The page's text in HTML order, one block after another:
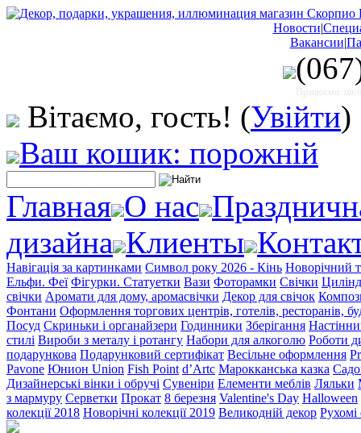
Новости|
Вакансии|
Працюємо: пн-
Вітаємо, гость! (Увійти)
Ваш кошик: порожній
Главная О нас
дизайна Клиенты
Навігація за картинками Символ року 2026 - Кінь Новорічний
Ельфи. Феї Фігурки. Статуетки Вази Фоторамки Свічки
свічки Аромати для дому, аромасвічки Декор для свічок
Фонтани Оформлення торгових центрів, готелів, ресторанів,
Посуд Скриньки і органайзери Годинники Зберігання
стилі Вироби з металу і ротангу Набори для алкоголю Роботи
подарункова Подарунковий сертифікат Весільне оформлення
Pavone Юнион Union Fish Point d’Artc Марокканська казка
Дизайнерські вінки і обручі Сувеніри Елементи меблів Ляльки
з мармуру Серветки Прокат 8 березня Valentine's Day Halloween
колекції 2018 Новорічні колекції 2019 Великодній декор Рухомі